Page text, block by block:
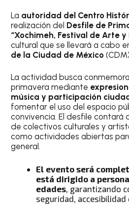
La autoridad del Centro
realización del Desfile de
“Xochimeh, Festival de Arte y
cultural que se llevará a cabo
de la Ciudad de México
La actividad busca
primavera mediante
música y participación
fomentar el uso del espacio
convivencia. El desfile contará
de colectivos culturales y
como actividades abiertas
general.
El evento será
está dirigido a
edades , garantizando
seguridad, accesibilidad